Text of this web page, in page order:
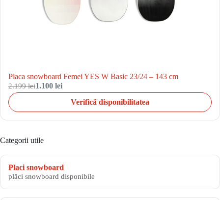
Placa snowboard Femei YES W Basic 23/24 – 143 cm
2.199 lei1.100 lei
Verifică disponibilitatea
Categorii utile
Placi snowboard
plăci snowboard disponibile